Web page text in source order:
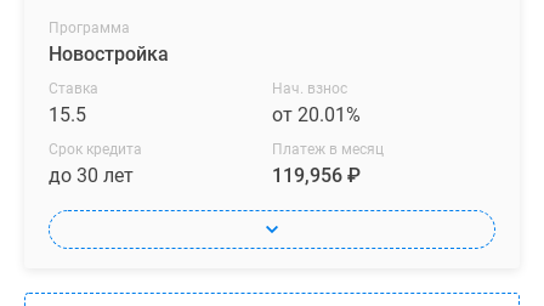
Программа
Новостройка
Ставка
15.5
Нач. взнос
от 20.01%
Срок кредита
до 30 лет
Платеж в месяц
119,956 ₽